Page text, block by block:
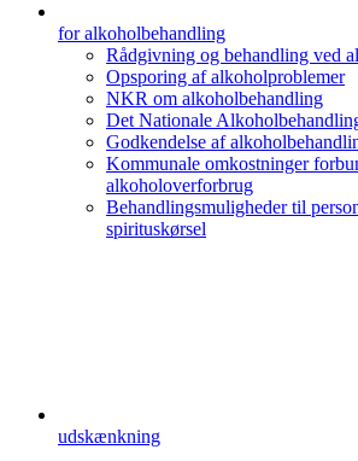
for alkoholbehandling
Rådgivning og behandling ved
Opsporing af alkoholproblemer
NKR om alkoholbehandling
Det Nationale
Godkendelse af
Kommunale omkostninger
alkoholoverforbrug
Behandlingsmuligheder til
spirituskørsel
udskænkning